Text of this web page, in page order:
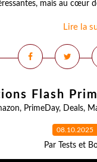
mais au cœur
Lire la
Flash
, PrimeDay, Deals,
08.10.2025
Par Tests et